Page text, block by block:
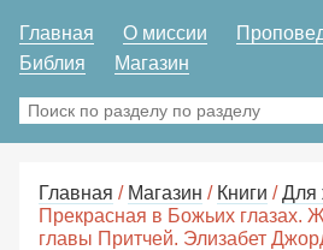
Главная О миссии
Библия
Магазин
Главная / Магазин / Книги /Для
Прекрасная в Божьих глазах.
главы Притчей. Элизабет